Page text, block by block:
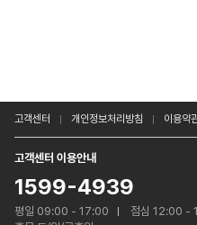
고객센터 개인정보처리방침 이용약
고객센터 이용안내
1599-4939
평일 09:00 - 17:00
점심 12:00 -